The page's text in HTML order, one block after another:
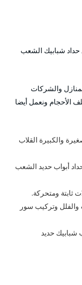
شبابيك الشعب
والشركات
الأحجام ونعمل أيضا
والكبيرة القلاب
أبواب حديد الشعب
ومتحركة.
وتركيب سور
شبابيك حديد